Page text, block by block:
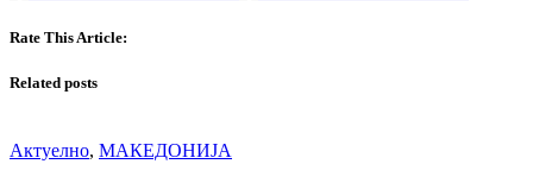
Rate This Article:
Related posts
Актуелно, МАКЕДОНИЈА